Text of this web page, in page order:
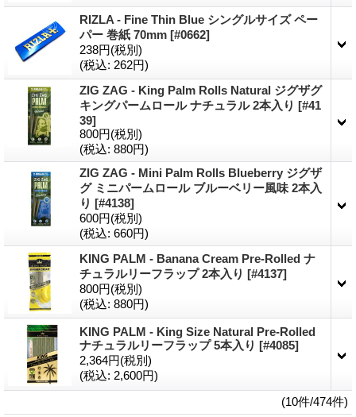
RIZLA - Fine Thin Blue シングルサイズ ペー
パー 巻紙 70mm [#0662]
238円(税別)
(税込: 262円)
ZIG ZAG - King Palm Rolls Natural ジグザグ
キングパームロール ナチュラル 2本入り [#41
39]
800円(税別)
(税込: 880円)
ZIG ZAG - Mini Palm Rolls Blueberry ジグザ
グ ミニパームロール ブルーベリー風味 2本入
り [#4138]
600円(税別)
(税込: 660円)
KING PALM - Banana Cream Pre-Rolled ナ
チュラルリーフラップ 2本入り [#4137]
800円(税別)
(税込: 880円)
KING PALM - King Size Natural Pre-Rolled
ナチュラルリーフラップ 5本入り [#4085]
2,364円(税別)
(税込: 2,600円)
(10件/474件)